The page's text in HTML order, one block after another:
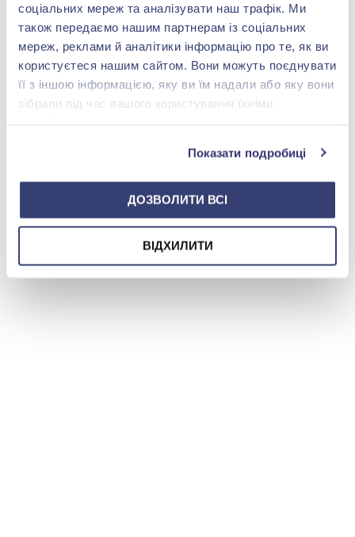
соціальних мереж та аналізувати наш трафік. Ми
також передаємо нашим партнерам із соціальних
мереж, реклами й аналітики інформацію про те, як ви
користуєтеся нашим сайтом. Вони можуть поєднувати
її з іншою інформацією, яку ви їм надали або яку вони
зібрали під час вашого користування їхніми
Показати подробиці
ДОЗВОЛИТИ ВСІ
ВІДХИЛИТИ
shop@zolotakoroleva.ua
0 800 501 276